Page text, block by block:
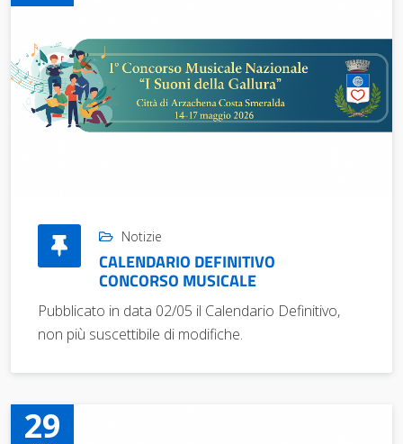
Notizie
CALENDARIO DEFINITIVO
CONCORSO MUSICALE
Pubblicato in data 02/05 il Calendario Definitivo,
non più suscettibile di modifiche.
29